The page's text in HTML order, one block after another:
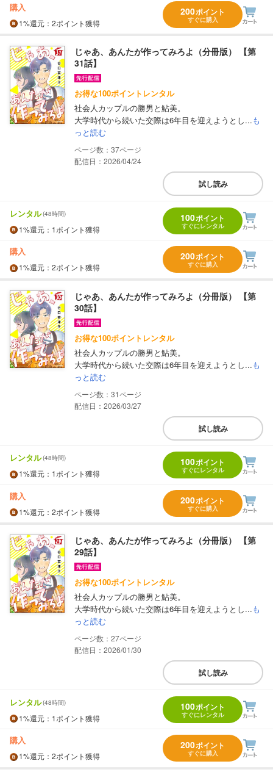
購入
1%還元 ：2ポイント獲得
200ポイント
すぐに購入
じゃあ、あんたが作ってみろよ（分冊版） 【第
31話】
お得な100ポイントレンタル
社会人カップルの勝男と鮎美。
大学時代から続いた交際は6年目を迎えようとし...も
っと読む
37
配信日：2026/04/24
試し読み
レンタル(48時間)
1%還元 ：1ポイント獲得
100ポイント
すぐにレンタル
購入
1%還元 ：2ポイント獲得
200ポイント
すぐに購入
じゃあ、あんたが作ってみろよ（分冊版） 【第
30話】
お得な100ポイントレンタル
社会人カップルの勝男と鮎美。
大学時代から続いた交際は6年目を迎えようとし...も
っと読む
31
配信日：2026/03/27
試し読み
レンタル(48時間)
1%還元 ：1ポイント獲得
100ポイント
すぐにレンタル
購入
1%還元 ：2ポイント獲得
200ポイント
すぐに購入
じゃあ、あんたが作ってみろよ（分冊版） 【第
29話】
お得な100ポイントレンタル
社会人カップルの勝男と鮎美。
大学時代から続いた交際は6年目を迎えようとし...も
っと読む
27
配信日：2026/01/30
試し読み
レンタル(48時間)
1%還元 ：1ポイント獲得
100ポイント
すぐにレンタル
購入
1%還元 ：2ポイント獲得
200ポイント
すぐに購入